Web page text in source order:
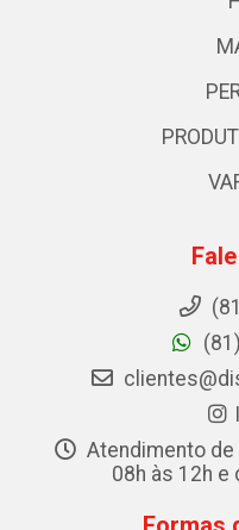
Atendimento
08h às 12h e